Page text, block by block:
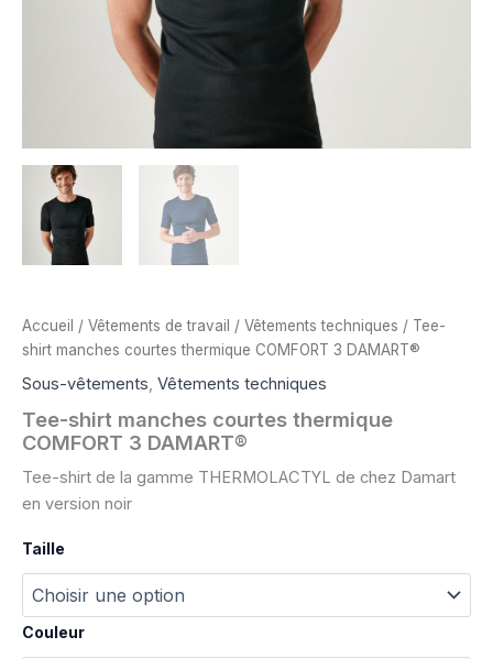
Accueil / Vêtements de travail / Vêtements techniques / Tee-
shirt manches courtes thermique COMFORT 3 DAMART®
Sous-vêtements, Vêtements techniques
Tee-shirt manches courtes thermique
COMFORT 3 DAMART®
Tee-shirt de la gamme THERMOLACTYL de chez Damart
en version noir
Taille
Couleur